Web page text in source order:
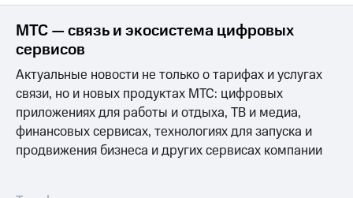
Корпоративный
секретарь
Раскрытие
информации
Информация
акционерам
Документы
ПАО
"МТС"
Собрания
акционеров
МТС — связь и экосистема цифровых
сервисов
Актуальные новости не только о тарифах и услугах
связи, но и новых продуктах МТС: цифровых
приложениях для работы и отдыха, ТВ и медиа,
финансовых сервисах, технологиях для запуска и
продвижения бизнеса и других сервисах компании